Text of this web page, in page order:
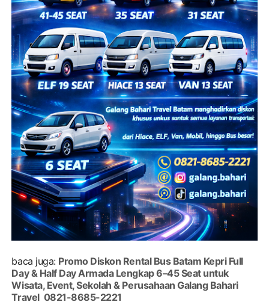
baca juga: Promo Diskon Rental Bus Batam Kepri Full
Day & Half Day Armada Lengkap 6–45 Seat untuk
Wisata, Event, Sekolah & Perusahaan Galang Bahari
Travel 0821-8685-2221